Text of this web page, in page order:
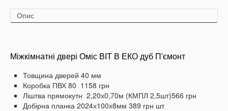
Опис
Міжкімнатні двері Оміс BIT B ЕКО дуб П'ємонт
Товщина дверей 40 мм
Коробка ПВХ 80 1158 грн
Ліштва прямокутн 2,20х0,70м (КМПЛ 2,5шт)566 грн
Добірна планка 2024х100х8мм 389 грн шт